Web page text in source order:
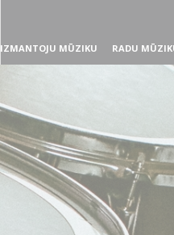
IZMANTOJU MŪZIKU RADU